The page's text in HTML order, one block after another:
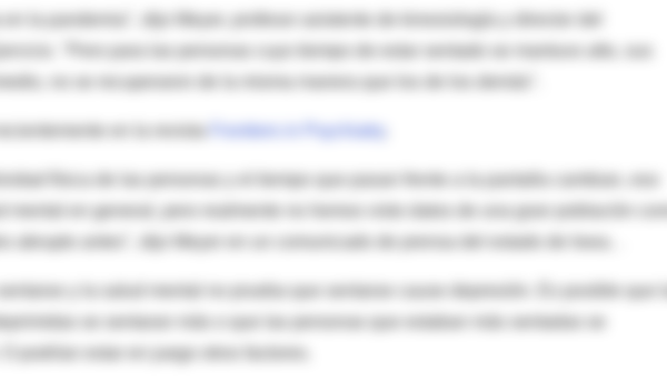
en la pandemia", dijo Meyer, profesor asistente de kinesiología y director del
"Pero para las personas cuyo tiempo de estar sentado se mantuvo alto, sus
no se recuperaron de la misma manera que los de los demás".
física de las personas y el tiempo que pasan frente a la pantalla cambian, eso
mental en general, pero realmente no hemos visto datos de una gran población
abrupto antes", dijo Meyer en un comunicado de prensa del estado de Iowa. .
podrían estar en juego otros factores.